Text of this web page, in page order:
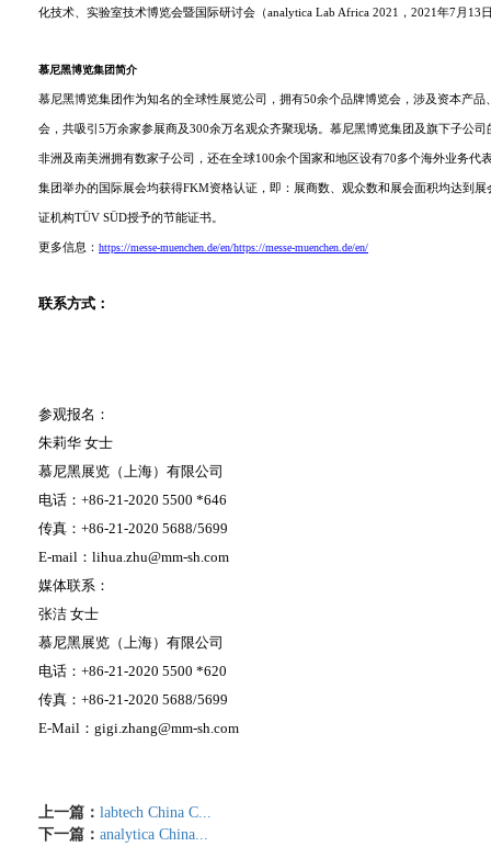
化技术、实验室技术博览会暨国际研讨会（analytica Lab Africa 2021，2021年7月
慕尼黑博览集团简介
慕尼黑博览集团作为知名的全球性展览公司，拥有50余个品牌博览会，涉及资本产
会，共吸引5万余家参展商及300余万名观众齐聚现场。慕尼黑博览集团及旗下子公
非洲及南美洲拥有数家子公司，还在全球100余个国家和地区设有70多个海外业务代
集团举办的国际展会均获得FKM资格认证，即：展商数、观众数和展会面积均达到
证机构TÜV SÜD授予的节能证书。
更多信息： https://messe-muenchen.de/en/https://messe-muenchen.de/en/
联系方式：
参观报名：
朱莉华 女士
慕尼黑展览（上海）有限公司
电话：+86-21-2020 5500 *646
传真：+86-21-2020 5688/5699
E-mail：lihua.zhu@mm-sh.com
媒体联系：
张洁 女士
慕尼黑展览（上海）有限公司
电话：+86-21-2020 5500 *620
传真：+86-21-2020 5688/5699
E-Mail：gigi.zhang@mm-sh.com
上一篇： labtech China C...
下一篇： analytica China...